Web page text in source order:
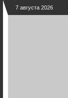
7 августа 2026